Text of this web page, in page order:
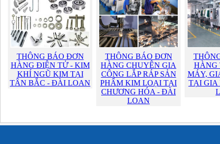
THÔNG BÁO ĐƠN
HÀNG ĐIỆN TỬ - KIM
KHÍ NGŨ KIM TẠI
TÂN BẮC - ĐÀI LOAN
THÔNG BÁO ĐƠN
HÀNG CHUYÊN GIA
CÔNG LẮP RÁP SẢN
PHẨM KIM LOẠI TẠI
CHƯƠNG HÓA - ĐÀI
LOAN
HÀNG
MÁY,
TẠI GIA